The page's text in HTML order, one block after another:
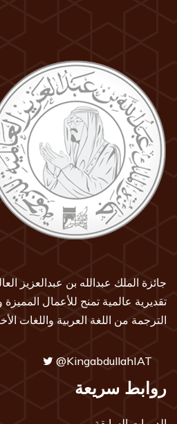
جائزة الملك عبدالله بن عبدالعزيز
تقديرية عالمية تمنح للأعمال
الترجمة من اللغة العربية واللغات
@KingabdullahIAT
روابط سريعة